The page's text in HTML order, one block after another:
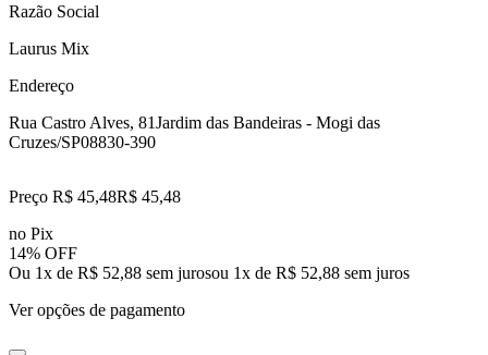
Razão Social
Laurus Mix
Endereço
Rua Castro Alves, 81Jardim das Bandeiras - Mogi das
Cruzes/SP08830-390
Preço R$ 45,48R$ 45,48
no Pix
14% OFF
Ou 1x de R$ 52,88 sem jurosou 1x de R$ 52,88 sem juros
Ver opções de pagamento